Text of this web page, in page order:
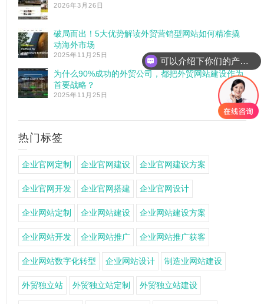
2026年3月26日
破局而出！5大优势解读外贸营销型网站如何精准撬
动海外市场
2025年11月25日
为什么90%成功的外贸公司，都把外贸网站建设作为
首要战略？
2025年11月25日
热门标签
企业官网定制 企业官网建设 企业官网建设方案
企业官网开发 企业官网搭建 企业官网设计
企业网站定制 企业网站建设 企业网站建设方案
企业网站开发 企业网站推广 企业网站推广获客
企业网站数字化转型 企业网站设计 制造业网站建设
外贸独立站 外贸独立站定制 外贸独立站建设
可以介绍下你们的产品么